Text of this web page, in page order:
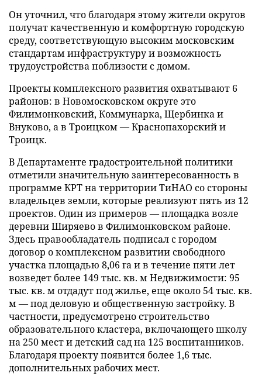
Он уточнил, что благодаря этому жители округов
получат качественную и комфортную городскую
среду, соответствующую высоким московским
стандартам инфраструктуру и возможность
трудоустройства поблизости с домом.
Проекты комплексного развития охватывают 6
районов: в Новомосковском округе это
Филимонковский, Коммунарка, Щербинка и
Внуково, а в Троицком — Краснопахорский и
Троицк.
В Департаменте градостроительной политики
отметили значительную заинтересованность в
программе КРТ на территории ТиНАО со стороны
владельцев земли, которые реализуют пять из 12
проектов. Один из примеров — площадка возле
деревни Ширяево в Филимонковском районе.
Здесь правообладатель подписал с городом
договор о комплексном развитии свободного
участка площадью 8,06 га и в течение пяти лет
возведет более 149 тыс. кв. м Недвижимости: 95
тыс. кв. м отдадут под жилье, еще около 54 тыс. кв.
м — под деловую и общественную застройку. В
частности, предусмотрено строительство
образовательного кластера, включающего школу
на 250 мест и детский сад на 125 воспитанников.
Благодаря проекту появится более 1,6 тыс.
дополнительных рабочих мест.